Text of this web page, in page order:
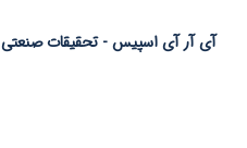
آی آر آی اسپیس- تحقیقات صنعتی